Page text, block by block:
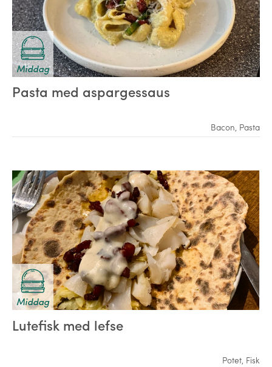
Middag
Pasta med aspargessaus
Bacon Pasta
Middag
Lutefisk med lefse
Potet, Fisk